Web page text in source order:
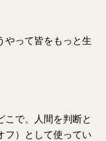
やって皆をもっと生
こで、人間を判断と
フ）として使ってい